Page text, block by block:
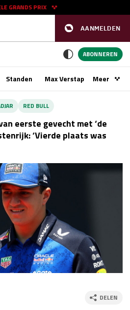
AANMELDEN
GRANDS PRIX
11 - 13 sep
2026
za 13:00 - 15:00
2026 23 - 25 okt
06 - 08 nov
ABONNEREN
Standen Max VerstappenMeer
RED BULL
eerste gevecht met ‘de
‘Vierde plaats was
DELEN